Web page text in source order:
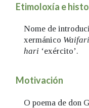
Etimoloxía e
Nome de
xermánico
hari ‘exército’.
Motivación
O poema de don